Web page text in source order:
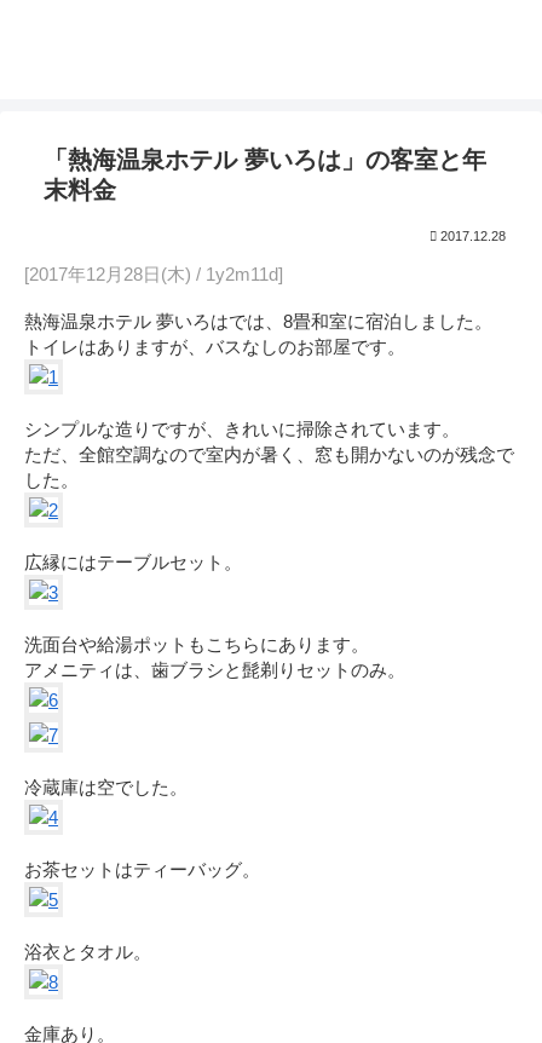
「熱海温泉ホテル 夢いろは」の客室と年
末料金
2017.12.28
[2017年12月28日(木) / 1y2m11d]
熱海温泉ホテル 夢いろはでは、8畳和室に宿泊しました。
トイレはありますが、バスなしのお部屋です。
シンプルな造りですが、きれいに掃除されています。
ただ、全館空調なので室内が暑く、窓も開かないのが残念で
した。
広縁にはテーブルセット。
洗面台や給湯ポットもこちらにあります。
アメニティは、歯ブラシと髭剃りセットのみ。
冷蔵庫は空でした。
お茶セットはティーバッグ。
浴衣とタオル。
金庫あり。